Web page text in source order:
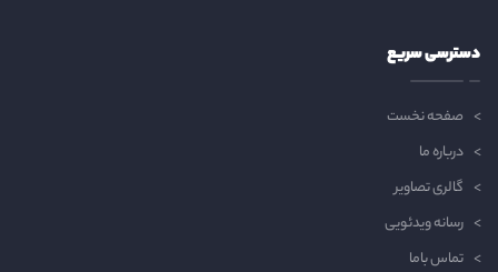
دسترسی سریع
صفحه نخست
درباره ما
گالری تصاویر
رسانه ویدئویی
تماس باما